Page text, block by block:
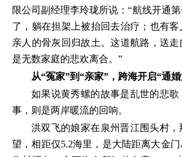
限公司副经理李玲珑所说：“航线开通
了，躺在担架上被抬回去治疗；也有
亲人的骨灰回归故土。这道航路，送
是无数家庭的悲欢离合。”
从“冤家”到“亲家”，跨海开启“通
如果说黄秀螺的故事是乱世的悲
事，则是两岸暖流的回响。
洪双飞的娘家在泉州晋江围头村
望，相距仅5.2海里，是大陆距离大金